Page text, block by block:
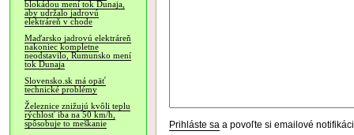
blokádou mení tok Dunaja,
aby udržalo jadrovú
elektráreň v chode
Maďarsko jadrovú elektráreň
nakoniec kompletne
neodstavilo, Rumunsko mení
tok Dunaja
Slovensko.sk má opäť
technické problémy
Železnice znižujú kvôli teplu
rýchlosť iba na 50 km/h,
spôsobuje to meškanie
Prihláste sa a povoľte si emailové